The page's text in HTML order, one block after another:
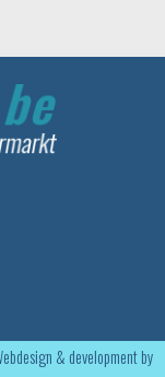
& development by